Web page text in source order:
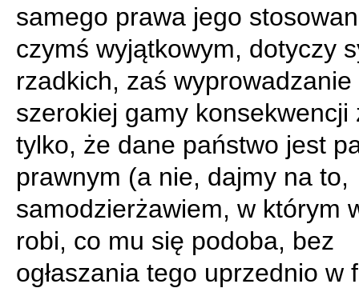
samego prawa jego
czymś wyjątkowym, dotyczy
rzadkich, zaś wyprowadzanie
szerokiej gamy konsekwencji
tylko, że dane państwo jest
prawnym (a nie, dajmy na to,
samodzierżawiem, w którym
robi, co mu się podoba, bez
ogłaszania tego uprzednio w